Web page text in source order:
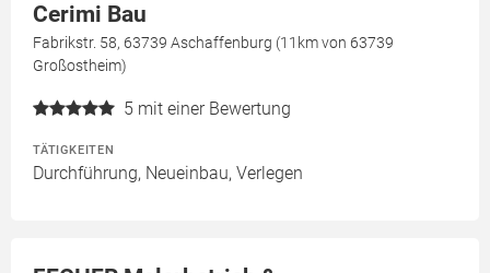
Cerimi Bau
Fabrikstr. 58, 63739 Aschaffenburg (11km von 63739
Großostheim)
5 mit einer Bewertung
TÄTIGKEITEN
Durchführung, Neueinbau, Verlegen